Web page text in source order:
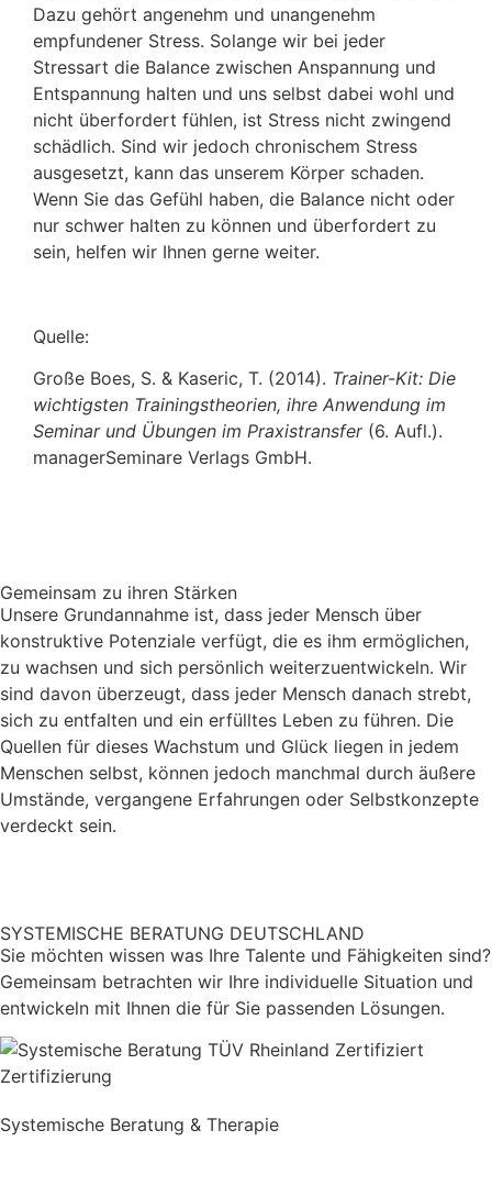
Dazu gehört angenehm und unangenehm
empfundener Stress. Solange wir bei jeder
Stressart die Balance zwischen Anspannung und
Entspannung halten und uns selbst dabei wohl und
nicht überfordert fühlen, ist Stress nicht zwingend
schädlich. Sind wir jedoch chronischem Stress
ausgesetzt, kann das unserem Körper schaden.
Wenn Sie das Gefühl haben, die Balance nicht oder
nur schwer halten zu können und überfordert zu
sein, helfen wir Ihnen gerne weiter.
Quelle:
Große Boes, S. & Kaseric, T. (2014). Trainer-Kit: Die
wichtigsten Trainingstheorien, ihre Anwendung im
Seminar und Übungen im Praxistransfer (6. Aufl.).
managerSeminare Verlags GmbH.
Gemeinsam zu ihren Stärken
Unsere Grundannahme ist, dass jeder Mensch über
konstruktive Potenziale verfügt, die es ihm ermöglichen,
zu wachsen und sich persönlich weiterzuentwickeln. Wir
sind davon überzeugt, dass jeder Mensch danach strebt,
sich zu entfalten und ein erfülltes Leben zu führen. Die
Quellen für dieses Wachstum und Glück liegen in jedem
Menschen selbst, können jedoch manchmal durch äußere
Umstände, vergangene Erfahrungen oder Selbstkonzepte
verdeckt sein.
SYSTEMISCHE BERATUNG DEUTSCHLAND
Sie möch­ten wissen was Ihre Talente und Fähigkeiten sind?
Gemeinsam betrachten wir Ihre individuelle Situation und
ent­wickeln mit Ihnen die für Sie passenden Lösung­en.
Systemische Beratung & Therapie